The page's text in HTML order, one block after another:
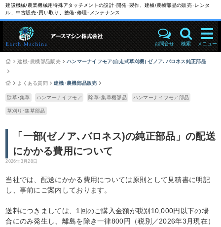
建設機械/農業機械用特殊アタッチメントの設計･開発･製作、建械/農械部品の販売･レンタ
ル、中古販売･買い取り、整備･修理･メンテナンス
お問合せ 検索 メニュー
建機･農機部品販売 ハンマーナイフモア(自走式草刈機) ゼノア､バロネス純正部品
よくある質問 建機･農機部品販売
除草･集草 ハンマーナイフモア 除草･集草機部品 ハンマーナイフモア部品
草刈り･集草部品
「一部(ゼノア､バロネス)の純正部品」の配送
にかかる費用について
2026年3月28日
当社では、配送にかかる費用については原則として見積書に明記
し、事前にご案内しております。
送料につきましては、1回のご購入金額が税別10,000円以下の場
合にのみ発生し、離島を除き一律800円（税別／2026年3月現在）